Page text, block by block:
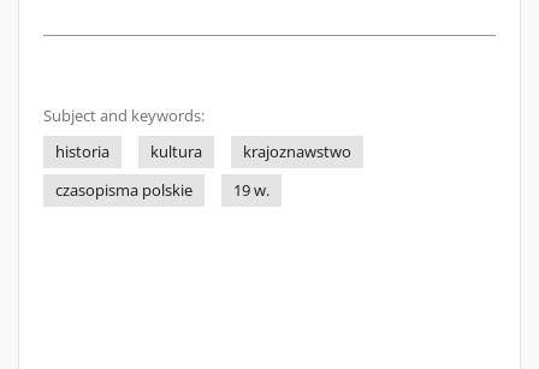
Subject and keywords:
historia
kultura
krajoznawstwo
czasopisma polskie
19 w.